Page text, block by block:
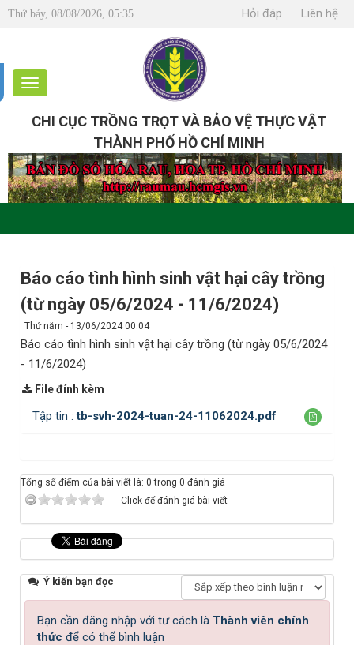
Thứ bảy, 08/08/2026, 05:35 Hỏi đáp Liên hệ
CHI CỤC TRỒNG TRỌT VÀ BẢO VỆ THỰC VẬT
THÀNH PHỐ HỒ CHÍ MINH
Báo cáo tình hình sinh vật hại cây trồng
(từ ngày 05/6/2024 - 11/6/2024)
Thứ năm - 13/06/2024 00:04
Báo cáo tình hình sinh vật hại cây trồng (từ ngày 05/6/2024
- 11/6/2024)
File đính kèm
Tập tin :tb-svh-2024-tuan-24-11062024.pdf
Tổng số điểm của bài viết là: 0 trong 0 đánh giá
Click để đánh giá bài viết
Ý kiến bạn đọc
Bạn cần đăng nhập với tư cách là Thành viên chính
thức để có thể bình luận